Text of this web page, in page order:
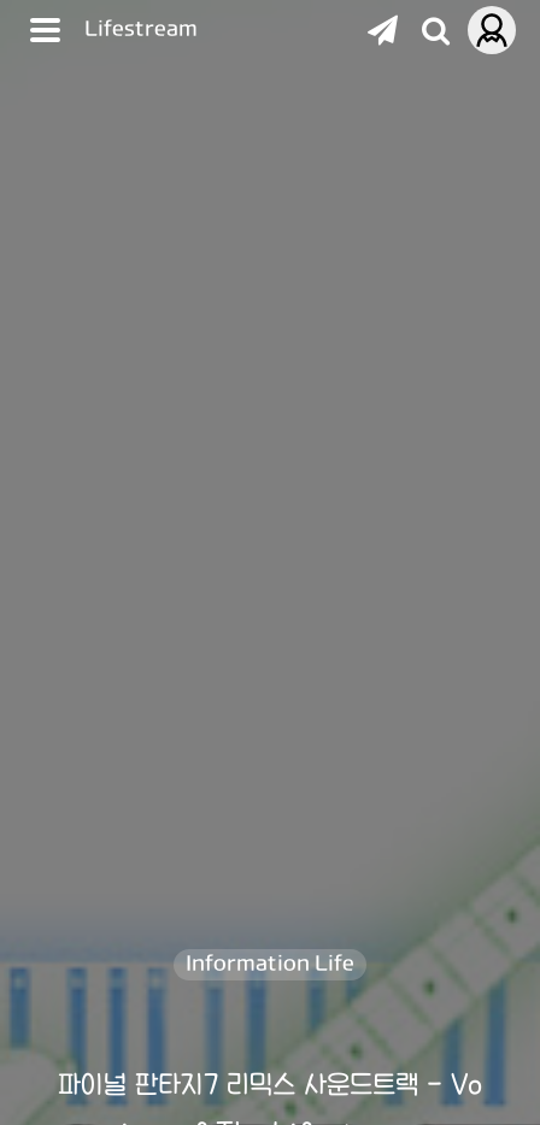
Lifestream
Information Life
파이널 판타지7 리믹스 사운드트랙 - Vo